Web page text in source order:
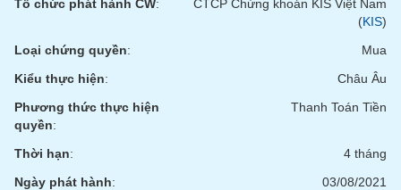
Tổ chức phát hành CW:
CTCP Chứng khoán KIS Việt Nam
(KIS)
Loại chứng quyền:
Mua
Kiểu thực hiện:
Châu Âu
Phương thức thực hiện
quyền:
Thanh Toán Tiền
Thời hạn:
4 tháng
Ngày phát hành:
03/08/2021